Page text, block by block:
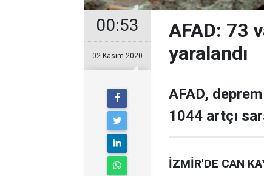
00:53
02 Kasım 2020
AFAD: 73
yaralandı
AFAD,
1044 artçı
İZMİR'DE CAN